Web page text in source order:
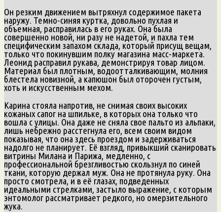
Он резким движением вытряхнул содержимое пакета
наружу. Темно-синяя куртка, довольно пухлая и
объемная, расправилась в его руках. Она была
совершенно новой, ни разу не надетой, и пахла тем
специфическим запахом склада, который присущ вещам,
только что покинувшим полку магазина масс-маркета.
Леонид расправил рукава, демонстрируя товар лицом.
Материал был плотным, водоотталкивающим, молния
блестела новизной, а капюшон был оторочен густым,
хоть и искусственным мехом.
Карина стояла напротив, не снимая своих высоких
кожаных сапог на шпильке, в которых она только что
вошла с улицы. Она даже не сняла свое пальто из альпаки,
лишь небрежно расстегнула его, всем своим видом
показывая, что она здесь проездом и задерживаться
надолго не планирует. Её взгляд, привыкший сканировать
витрины Милана и Парижа, медленно, с
профессиональной брезгливостью скользнул по синей
ткани, которую держал муж. Она не протянула руку. Она
просто смотрела, и в её глазах, подведенных
идеальными стрелками, застыло выражение, с которым
энтомолог рассматривает редкого, но омерзительного
жука.